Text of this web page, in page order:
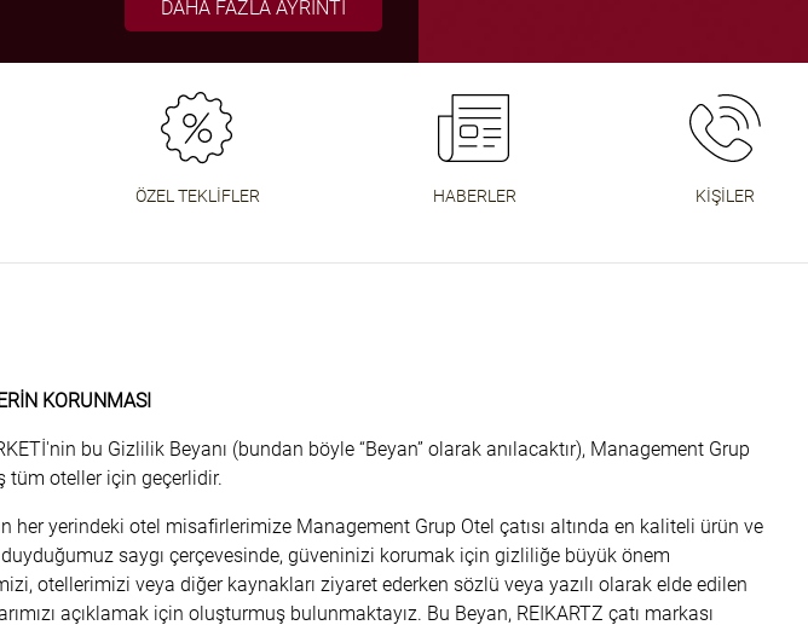
DAHA FAZLA AYRINTI
DAHA FAZLA AYRINTI
DAHA FAZLA AYRINTI
AÇIK SOHBET BOTU
HABERLERİ OKUYUN
MORE
MORE
BENEFIT
ÖZEL TEKLIFLER HABERLER KIŞILER
KORUNMASI
bu Gizlilik Beyanı (bundan böyle “Beyan” olarak anılacaktır), Management Grup
tüm oteller için geçerlidir.
her yerindeki otel misafirlerimize Management Grup Otel çatısı altında en kaliteli ürün ve
saygı çerçevesinde, güveninizi korumak için gizliliğe büyük önem
otellerimizi veya diğer kaynakları ziyaret ederken sözlü veya yazılı olarak elde edilen
açıklamak için oluşturmuş bulunmaktayız. Bu Beyan, REIKARTZ çatı markası